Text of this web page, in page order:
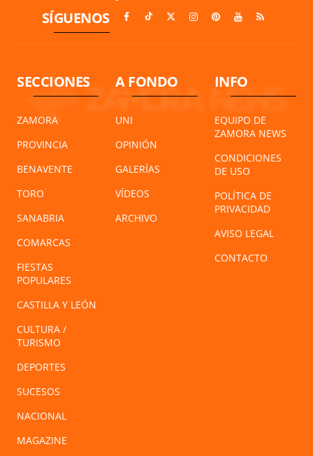
SÍGUENOS
SECCIONES
ZAMORA
PROVINCIA
BENAVENTE
TORO
SANABRIA
COMARCAS
FIESTAS
POPULARES
CASTILLA Y LEÓN
CULTURA /
TURISMO
DEPORTES
SUCESOS
NACIONAL
MAGAZINE
A FONDO
UNI
OPINIÓN
GALERÍAS
VÍDEOS
ARCHIVO
INFO
EQUIPO DE
ZAMORA NEWS
CONDICIONES
DE USO
POLÍTICA DE
PRIVACIDAD
AVISO LEGAL
CONTACTO